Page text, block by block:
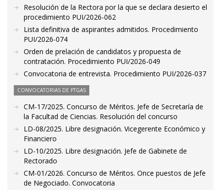
Resolución de la Rectora por la que se declara desierto el
procedimiento PUI/2026-062
Lista definitiva de aspirantes admitidos. Procedimiento
PUI/2026-074
Orden de prelación de candidatos y propuesta de
contratación. Procedimiento PUI/2026-049
Convocatoria de entrevista. Procedimiento PUI/2026-037
CONVOCATORIAS DE PTGAS
CM-17/2025. Concurso de Méritos. Jefe de Secretaría de
la Facultad de Ciencias. Resolución del concurso
LD-08/2025. Libre designación. Vicegerente Económico y
Financiero
LD-10/2025. Libre designación. Jefe de Gabinete de
Rectorado
CM-01/2026. Concurso de Méritos. Once puestos de Jefe
de Negociado. Convocatoria